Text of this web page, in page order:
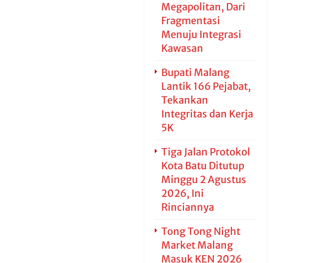
Megapolitan, Dari
Fragmentasi
Menuju Integrasi
Kawasan
Bupati Malang
Lantik 166 Pejabat,
Tekankan
Integritas dan Kerja
5K
Tiga Jalan Protokol
Kota Batu Ditutup
Minggu 2 Agustus
2026, Ini
Rinciannya
Tong Tong Night
Market Malang
Masuk KEN 2026